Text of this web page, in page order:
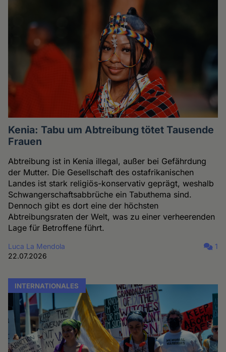
Kenia: Tabu um Abtreibung tötet Tausende
Frauen
Abtreibung ist in Kenia illegal, außer bei Gefährdung
der Mutter. Die Gesellschaft des ostafrikanischen
Landes ist stark religiös-konservativ geprägt, weshalb
Schwangerschaftsabbrüche ein Tabuthema sind.
Dennoch gibt es dort eine der höchsten
Abtreibungsraten der Welt, was zu einer verheerenden
Lage für Betroffene führt.
Luca La Mendola
22.07.2026
1
INTERNATIONALES